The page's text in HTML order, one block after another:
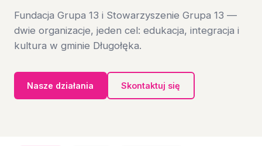
Fundacja Grupa 13 i Stowarzyszenie Grupa 13 —
dwie organizacje, jeden cel: edukacja, integracja i
kultura w gminie Długołęka.
Nasze działania Skontaktuj się